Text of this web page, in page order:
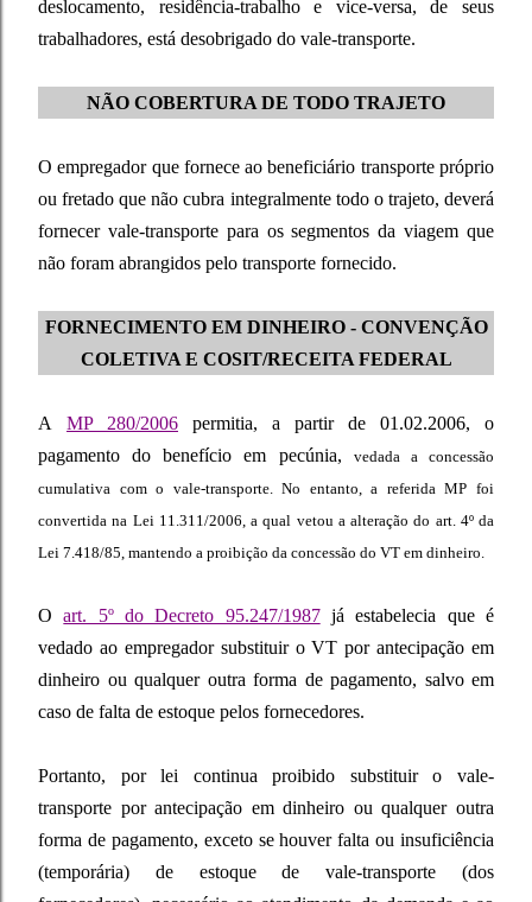
deslocamento, residência-trabalho e vice-versa, de seus
trabalhadores, está desobrigado do vale-transporte.
NÃO COBERTURA DE TODO TRAJETO
O empregador que fornece ao beneficiário transporte próprio
ou fretado que não cubra integralmente todo o trajeto, deverá
fornecer vale-transporte para os segmentos da viagem que
não foram abrangidos pelo transporte fornecido.
FORNECIMENTO EM DINHEIRO - CONVENÇÃO
COLETIVA E COSIT/RECEITA FEDERAL
A MP 280/2006
permitia, a partir de 01.02.2006, o
pagamento do benefício em pecúnia,
vedada a concessão
cumulativa com o vale-transporte. No entanto, a referida MP foi
convertida na Lei 11.311/2006, a qual vetou a alteração do art. 4º da
Lei 7.418/85, mantendo a proibição da concessão do VT em dinheiro.
O art. 5º do Decreto 95.247/1987 já estabelecia que é
vedado ao empregador substituir o VT por antecipação em
dinheiro ou qualquer outra forma de pagamento, salvo em
caso de falta de estoque pelos fornecedores.
Portanto, por lei continua proibido substituir o vale-
transporte por antecipação em dinheiro ou qualquer outra
forma de pagamento, exceto se houver falta ou insuficiência
(temporária) de estoque de vale-transporte (dos